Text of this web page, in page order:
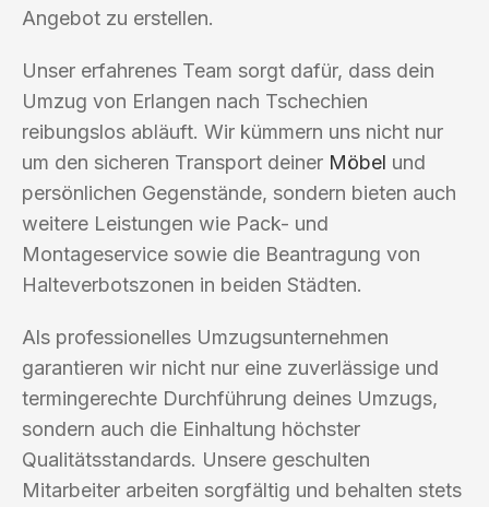
Angebot zu erstellen.
Unser erfahrenes Team sorgt dafür, dass dein
Umzug von Erlangen nach Tschechien
reibungslos abläuft. Wir kümmern uns nicht nur
um den sicheren Transport deiner Möbel und
persönlichen Gegenstände, sondern bieten auch
weitere Leistungen wie Pack- und
Montageservice sowie die Beantragung von
Halteverbotszonen in beiden Städten.
Als professionelles Umzugsunternehmen
garantieren wir nicht nur eine zuverlässige und
termingerechte Durchführung deines Umzugs,
sondern auch die Einhaltung höchster
Qualitätsstandards. Unsere geschulten
Mitarbeiter arbeiten sorgfältig und behalten stets